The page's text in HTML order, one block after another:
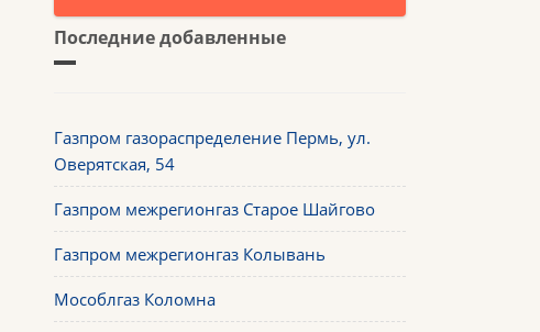
Последние добавленные
Газпром газораспределение Пермь, ул.
Оверятская, 54
Газпром межрегионгаз Старое Шайгово
Газпром межрегионгаз Колывань
Мособлгаз Коломна